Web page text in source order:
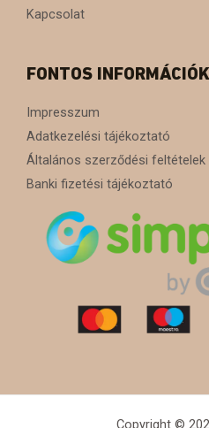
Kapcsolat
FONTOS INFORMÁCIÓK
Impresszum
Adatkezelési tájékoztató
Általános szerződési feltételek
Banki fizetési tájékoztató
Copyright ©